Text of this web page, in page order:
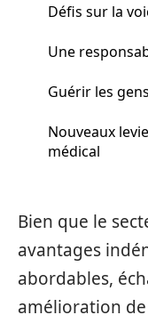
Défis sur la
Une
Guérir les
Nouveaux
médical
Bien que le
avantages
abordables,
amélioration